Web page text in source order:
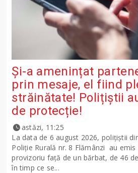
Și-a amenințat
prin mesaje, el fiind
străinătate! Polițiștii
de protecție!
astăzi, 11:25
La data de 6 august 2026, polițiștii
Poliție Rurală nr. 8 Flămânzi au
provizoriu față de un bărbat, de 46
în timp ce se...